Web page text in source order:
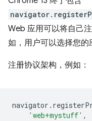
Web 应用可以将自己
如，用户可以选择您的
注册协议架构，例如：
navigator .
'web+mystuff' ,